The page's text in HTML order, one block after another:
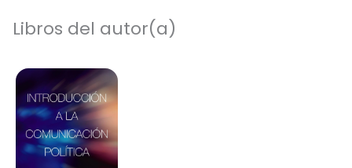
Libros del autor(a)